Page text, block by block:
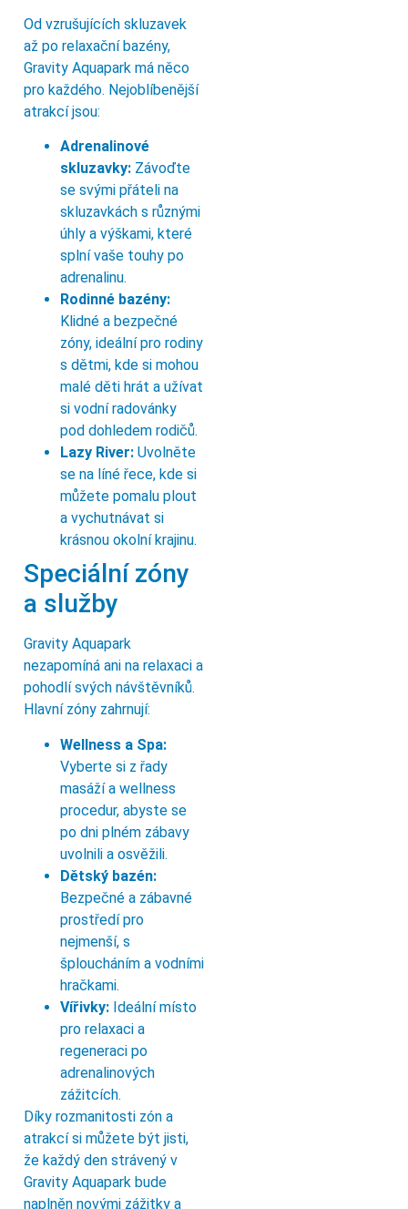
Od vzrušujících skluzavek
až po relaxační bazény,
Gravity Aquapark má něco
pro každého. Nejoblíbenější
atrakcí jsou:
Adrenalinové
skluzavky: Závoďte
se svými přáteli na
skluzavkách s různými
úhly a výškami, které
splní vaše touhy po
adrenalinu.
Rodinné bazény:
Klidné a bezpečné
zóny, ideální pro rodiny
s dětmi, kde si mohou
malé děti hrát a užívat
si vodní radovánky
pod dohledem rodičů.
Lazy River: Uvolněte
se na líné řece, kde si
můžete pomalu plout
a vychutnávat si
krásnou okolní krajinu.
Speciální zóny
a služby
Gravity Aquapark
nezapomíná ani na relaxaci a
pohodlí svých návštěvníků.
Hlavní zóny zahrnují:
Wellness a Spa:
Vyberte si z řady
masáží a wellness
procedur, abyste se
po dni plném zábavy
uvolnili a osvěžili.
Dětský bazén:
Bezpečné a zábavné
prostředí pro
nejmenší, s
šploucháním a vodními
hračkami.
Vířivky: Ideální místo
pro relaxaci a
regeneraci po
adrenalinových
zážitcích.
Díky rozmanitosti zón a
atrakcí si můžete být jisti,
že každý den strávený v
Gravity Aquapark bude
naplněn novými zážitky a